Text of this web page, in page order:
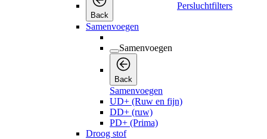
Back
Persluchtfilters
Samenvoegen
Samenvoegen
Back
Samenvoegen
UD+ (Ruw en fijn)
DD+ (ruw)
PD+ (Prima)
Droog stof